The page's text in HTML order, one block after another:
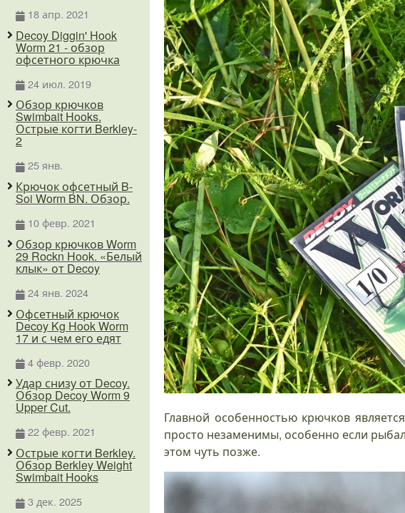
Главной особенностью крючков
просто незаменимы, особенно если
этом чуть позже.
18 апр. 2021
Decoy Diggin' Hook
Worm 21 - обзор
офсетного крючка
24 июл. 2019
Обзор крючков
Swimbait Hooks.
Острые когти Berkley-
2
25 янв.
Крючок офсетный B-
Soi Worm BN. Обзор.
10 февр. 2021
Обзор крючков Worm
29 Rockn Hook. «Белый
клык» от Decoy
24 янв. 2024
Офсетный крючок
Decoy Kg Hook Worm
17 и с чем его едят
4 февр. 2020
Удар снизу от Decoy.
Обзор Decoy Worm 9
Upper Cut.
22 февр. 2021
Острые когти Berkley.
Обзор Berkley Weight
Swimbait Hooks
3 дек. 2025